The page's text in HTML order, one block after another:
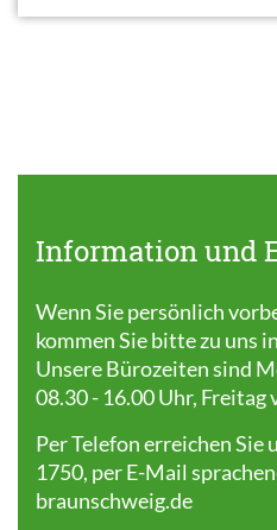
Information und
Wenn Sie persönlich
kommen Sie bitte zu uns
Unsere Bürozeiten sind
08.30 - 16.00 Uhr, Freitag
Per Telefon erreichen Sie
1750, per E-Mail
braunschweig.de